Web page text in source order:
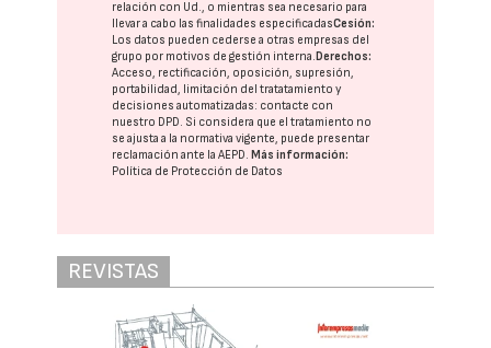
relación con Ud., o mientras sea necesario para
llevar a cabo las finalidades especificadasCesión:
Los datos pueden cederse a otras empresas del
grupo por motivos de gestión interna. Derechos:
Acceso, rectificación, oposición, supresión,
portabilidad, limitación del tratatamiento y
decisiones automatizadas: contacte con
nuestro DPD. Si considera que el tratamiento no
se ajusta a la normativa vigente, puede presentar
reclamación ante laAEPD. Más información:
Política de Protección de Datos
REVISTAS